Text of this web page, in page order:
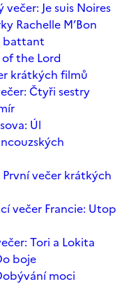
večer: Je suis Noires
Rachelle M’Bon
battant
of the Lord
krátkých filmů
Čtyři sestry
Úl
První večer krátkých
večer Francie: Utop
Tori a Lokita
boje
moci